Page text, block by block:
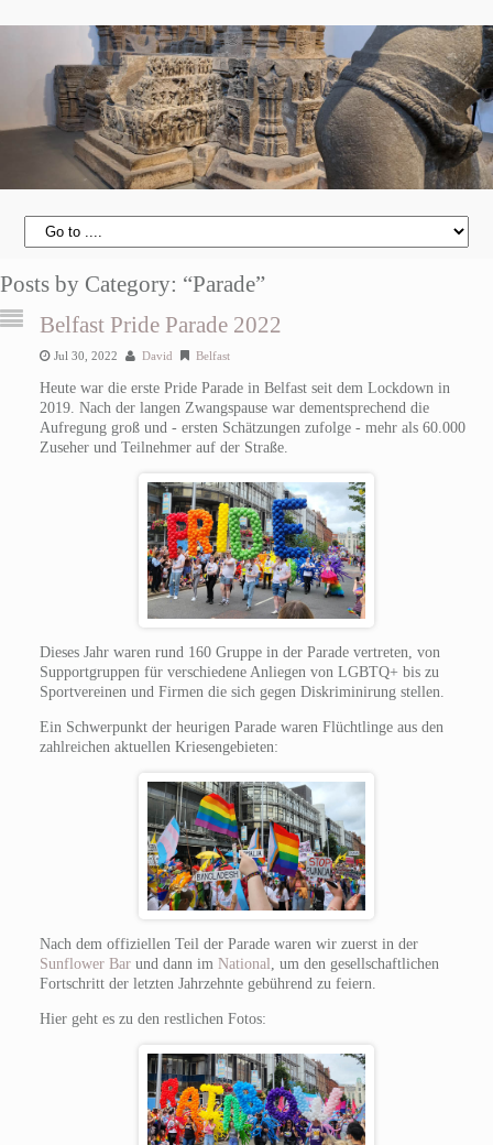
Posts by Category: “Parade”
Belfast Pride Parade 2022
Jul 30, 2022 David Belfast
Heute war die erste Pride Parade in Belfast seit dem Lockdown in
2019. Nach der langen Zwangspause war dementsprechend die
Aufregung groß und - ersten Schätzungen zufolge - mehr als 60.000
Zuseher und Teilnehmer auf der Straße.
Dieses Jahr waren rund 160 Gruppe in der Parade vertreten, von
Supportgruppen für verschiedene Anliegen von LGBTQ+ bis zu
Sportvereinen und Firmen die sich gegen Diskriminirung stellen.
Ein Schwerpunkt der heurigen Parade waren Flüchtlinge aus den
zahlreichen aktuellen Kriesengebieten:
Nach dem offiziellen Teil der Parade waren wir zuerst in der
Sunflower Barund dann im National, um den gesellschaftlichen
Fortschritt der letzten Jahrzehnte gebührend zu feiern.
Hier geht es zu den restlichen Fotos: